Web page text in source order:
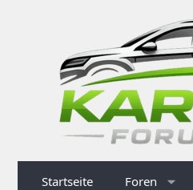
Startseite Foren